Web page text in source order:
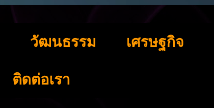
วัฒนธรรม เศรษฐกิจ
ติดต่อเรา